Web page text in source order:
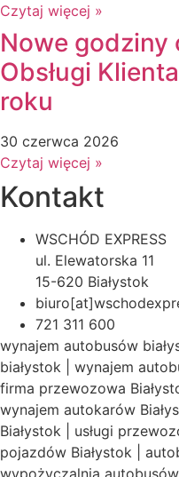
Czytaj więcej »
Nowe godziny
Obsługi
roku
30 czerwca 2026
Czytaj więcej »
Kontakt
WSCHÓD EXPRESS
ul. Elewatorska 11
15-620 Białystok
721 311 600
wynajem autobusów
białystok | wynajem
firma przewozowa
wynajem autokarów
Białystok | usługi
pojazdów Białystok |
wypożyczalnia